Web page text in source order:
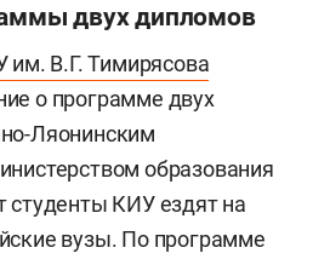
двух дипломов
им. В.Г. Тимирясова
о программе двух
Ляонинским
образования
студенты КИУ ездят на
вузы. По программе